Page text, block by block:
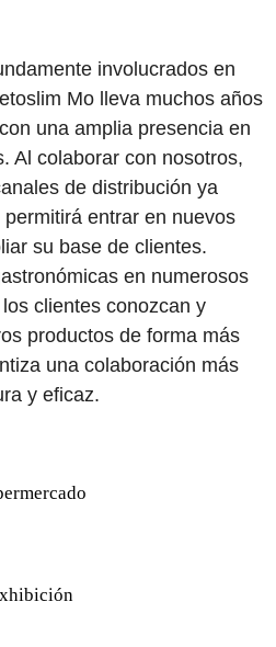
involucrados en
Mo lleva muchos años
una amplia presencia en
Al colaborar con nosotros,
de distribución ya
entrar en nuevos
su base de clientes.
en numerosos
clientes conozcan y
productos de forma más
una colaboración más
y eficaz.